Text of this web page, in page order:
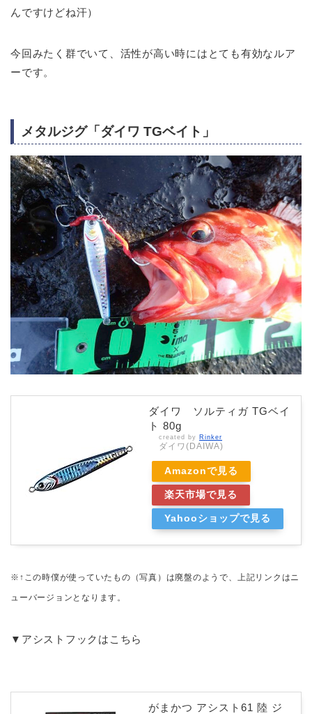
んですけどね汗）
今回みたく群でいて、活性が高い時にはとても有効なルア
ーです。
メタルジグ「ダイワ TGベイト」
ダイワ ソルティガ TGベイ
ト 80g
created by Rinker
ダイワ(DAIWA)
Amazonで見る
楽天市場で見る
Yahooショップで見る
※↑この時僕が使っていたもの（写真）は廃盤のようで、上記リンクはニ
ューバージョンとなります。
▼アシストフックはこちら
がまかつ アシスト61 陸 ジ